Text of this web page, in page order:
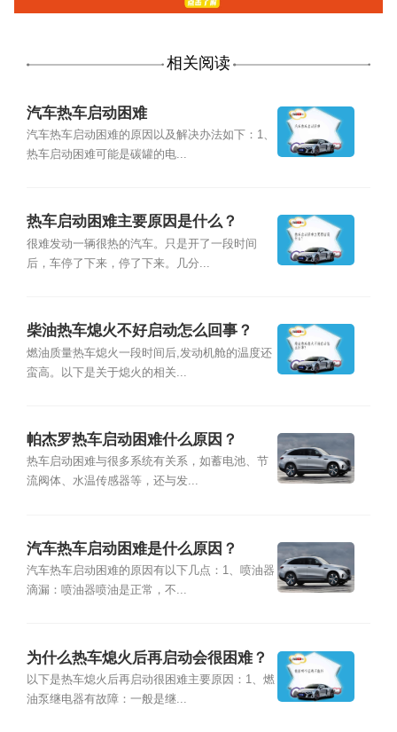
相关阅读
汽车热车启动困难
汽车热车启动困难的原因以及解决办法如下：1、
热车启动困难可能是碳罐的电...
热车启动困难主要原因是什么？
很难发动一辆很热的汽车。只是开了一段时间
后，车停了下来，停了下来。几分...
柴油热车熄火不好启动怎么回事？
燃油质量热车熄火一段时间后,发动机舱的温度还
蛮高。以下是关于熄火的相关...
帕杰罗热车启动困难什么原因？
热车启动困难与很多系统有关系，如蓄电池、节
流阀体、水温传感器等，还与发...
汽车热车启动困难是什么原因？
汽车热车启动困难的原因有以下几点：1、喷油器
滴漏：喷油器喷油是正常，不...
为什么热车熄火后再启动会很困难？
以下是热车熄火后再启动很困难主要原因：1、燃
油泵继电器有故障：一般是继...